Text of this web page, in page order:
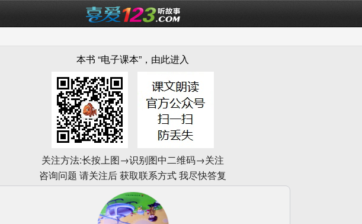
本书 “电子课本”，由此进入
关注方法:长按上图→识别图中二维码→关注
咨询问题 请关注后 获取联系方式 我尽快答复